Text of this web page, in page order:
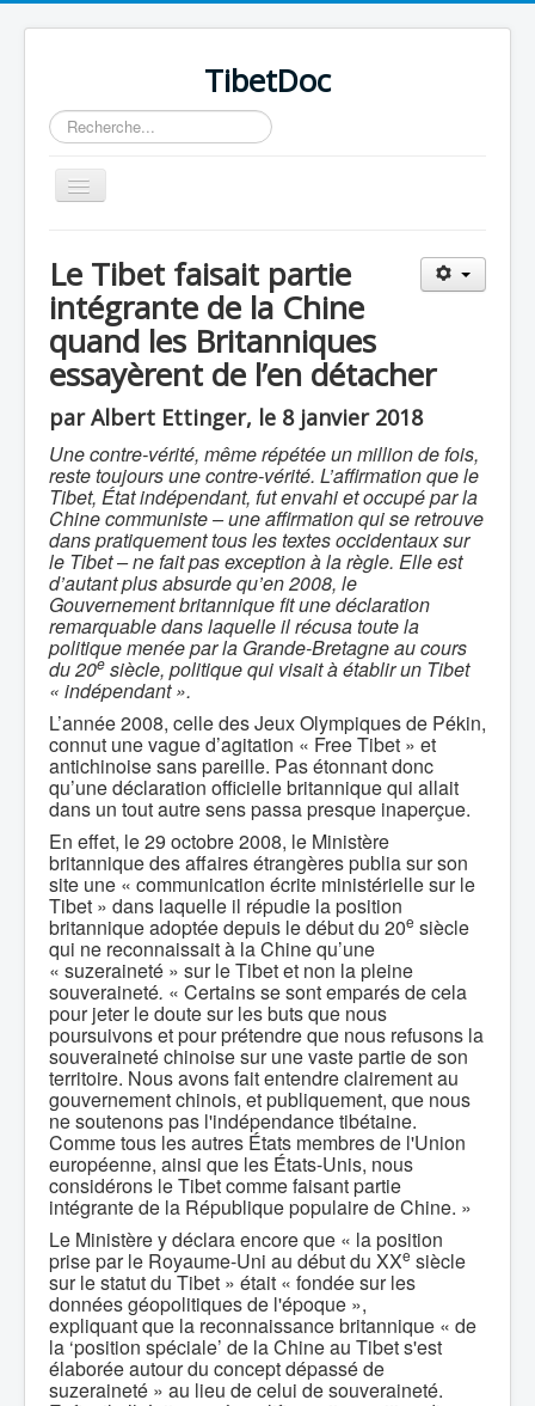
TibetDoc
Rechercher
Basculer
la
≡
Le Tibet faisait partie
intégrante de la Chine
quand les Britanniques
essayèrent de l’en détacher
par Albert Ettinger, le 8 janvier 2018
Une contre-vérité, même répétée un million de fois,
reste toujours une contre-vérité. L’affirmation que le
Tibet, État indépendant, fut envahi et occupé par la
Chine communiste – une affirmation qui se retrouve
dans pratiquement tous les textes occidentaux sur
le Tibet – ne fait pas exception à la règle. Elle est
d’autant plus absurde qu’en 2008, le
Gouvernement britannique fit une déclaration
remarquable dans laquelle il récusa toute la
politique menée par la Grande-Bretagne au cours
du 20e siècle, politique qui visait à établir un Tibet
« indépendant ».
L’année 2008, celle des Jeux Olympiques de Pékin,
connut une vague d’agitation « Free Tibet » et
antichinoise sans pareille. Pas étonnant donc
qu’une déclaration officielle britannique qui allait
dans un tout autre sens passa presque inaperçue.
En effet, le 29 octobre 2008, le Ministère
britannique des affaires étrangères publia sur son
site une « communication écrite ministérielle sur le
Tibet » dans laquelle il répudie la position
britannique adoptée depuis le début du 20e siècle
qui ne reconnaissait à la Chine qu’une
« suzeraineté » sur le Tibet et non la pleine
souveraineté. « Certains se sont emparés de cela
pour jeter le doute sur les buts que nous
poursuivons et pour prétendre que nous refusons la
souveraineté chinoise sur une vaste partie de son
territoire. Nous avons fait entendre clairement au
gouvernement chinois, et publiquement, que nous
ne soutenons pas l'indépendance tibétaine.
Comme tous les autres États membres de l'Union
européenne, ainsi que les États-Unis, nous
considérons le Tibet comme faisant partie
intégrante de la République populaire de Chine. »
Le Ministère y déclara encore que « la position
prise par le Royaume-Uni au début du XXe siècle
sur le statut du Tibet » était « fondée sur les
données géopolitiques de l'époque »,
expliquant que la reconnaissance britannique « de
la ‘position spéciale’ de la Chine au Tibet s'est
élaborée autour du concept dépassé de
suzeraineté » au lieu de celui de souveraineté.